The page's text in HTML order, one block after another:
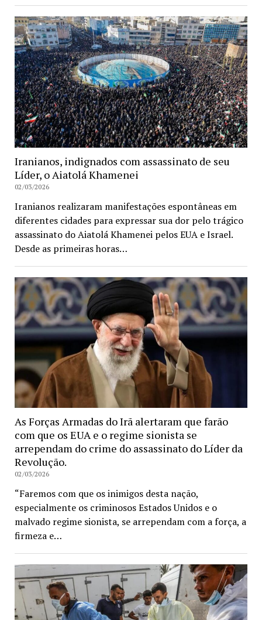
Iranianos, indignados com assassinato de seu
Líder, o Aiatolá Khamenei
02/03/2026
Iranianos realizaram manifestações espontâneas em
diferentes cidades para expressar sua dor pelo trágico
assassinato do Aiatolá Khamenei pelos EUA e Israel.
Desde as primeiras horas…
As Forças Armadas do Irã alertaram que farão
com que os EUA e o regime sionista se
arrependam do crime do assassinato do Líder da
Revolução.
02/03/2026
“Faremos com que os inimigos desta nação,
especialmente os criminosos Estados Unidos e o
malvado regime sionista, se arrependam com a força, a
firmeza e…